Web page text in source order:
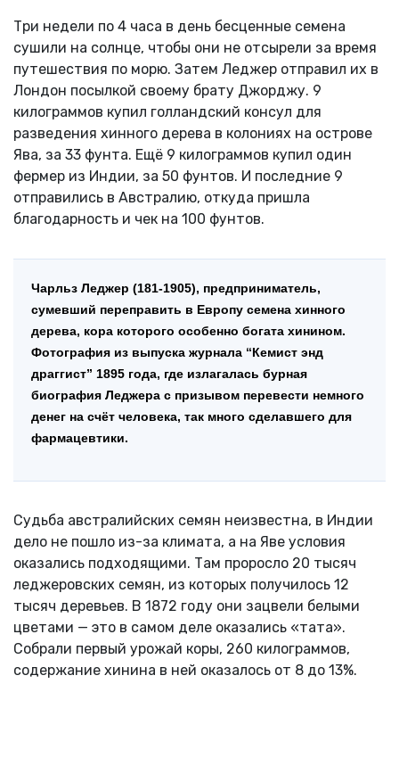
Три недели по 4 часа в день бесценные семена
сушили на солнце, чтобы они не отсырели за время
путешествия по морю. Затем Леджер отправил их в
Лондон посылкой своему брату Джорджу. 9
килограммов купил голландский консул для
разведения хинного дерева в колониях на острове
Ява, за 33 фунта. Ещё 9 килограммов купил один
фермер из Индии, за 50 фунтов. И последние 9
отправились в Австралию, откуда пришла
благодарность и чек на 100 фунтов.
Чарльз Леджер (181-1905), предприниматель,
сумевший переправить в Европу семена хинного
дерева, кора которого особенно богата хинином.
Фотография из выпуска журнала “Кемист энд
драггист” 1895 года, где излагалась бурная
биография Леджера с призывом перевести немного
денег на счёт человека, так много сделавшего для
фармацевтики.
Судьба австралийских семян неизвестна, в Индии
дело не пошло из-за климата, а на Яве условия
оказались подходящими. Там проросло 20 тысяч
леджеровских семян, из которых получилось 12
тысяч деревьев. В 1872 году они зацвели белыми
цветами — это в самом деле оказались «тата».
Собрали первый урожай коры, 260 килограммов,
содержание хинина в ней оказалось от 8 до 13%.